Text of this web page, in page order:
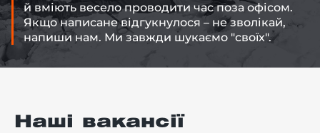
й вміють весело проводити час поза офісом.
Якщо написане відгукнулося – не зволікай,
напиши нам. Ми завжди шукаємо "своїх".
Наші вакансії